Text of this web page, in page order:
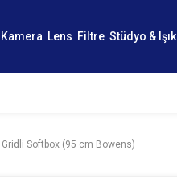
Lens Filtre Stüdyo & Işık
Softbox (95 cm Bowens)